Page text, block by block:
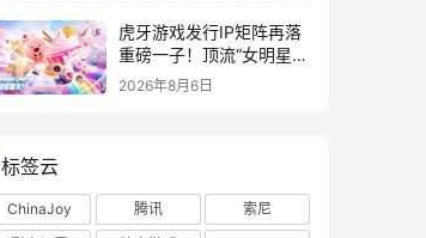
虎牙游戏发行IP矩阵再落
重磅一子！顶流“女明星”
ZANMANG LOOPY 正版
2026年8月6日
标签云
ChinaJoy 腾讯
索尼